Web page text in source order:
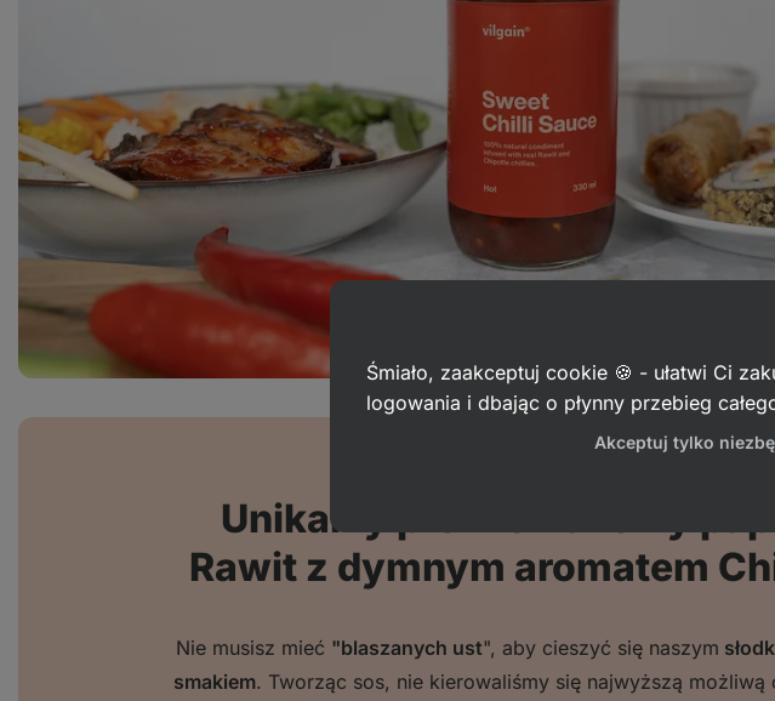
Unikalny profil smakowy
Rawit z dymnym aromatem
Nie musisz mieć "blaszanych ust", aby cieszyć się naszym
smakiem. Tworząc sos, nie kierowaliśmy się najwyższą możliwą
Śmiało, zaakceptuj cookie 🍪 - ułatwi Ci
logowania i dbając o płynny przebieg
Akceptuj tylko